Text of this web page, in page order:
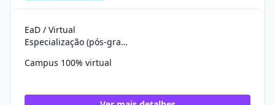
EaD / Virtual
Especialização (pós-graduação)
Campus 100% virtual